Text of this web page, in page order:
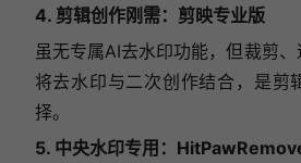
4. 剪辑创作刚需：剪映专业版
虽无专属AI去水印功能，但裁剪、
将去水印与二次创作结合，是剪
择。
5. 中央水印专用：